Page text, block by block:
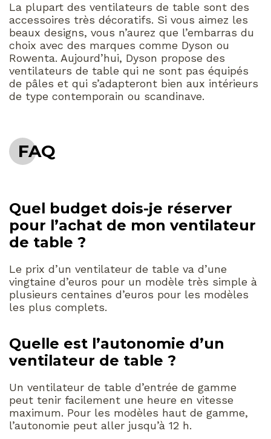
La plupart des ventilateurs de table sont des
accessoires très décoratifs. Si vous aimez les
beaux designs, vous n’aurez que l’embarras du
choix avec des marques comme Dyson ou
Rowenta. Aujourd’hui, Dyson propose des
ventilateurs de table qui ne sont pas équipés
de pâles et qui s’adapteront bien aux intérieurs
de type contemporain ou scandinave.
FAQ
Quel budget dois-je réserver
pour l’achat de mon ventilateur
de table ?
Le prix d’un ventilateur de table va d’une
vingtaine d’euros pour un modèle très simple à
plusieurs centaines d’euros pour les modèles
les plus complets.
Quelle est l’autonomie d’un
ventilateur de table ?
Un ventilateur de table d’entrée de gamme
peut tenir facilement une heure en vitesse
maximum. Pour les modèles haut de gamme,
l’autonomie peut aller jusqu’à 12 h.